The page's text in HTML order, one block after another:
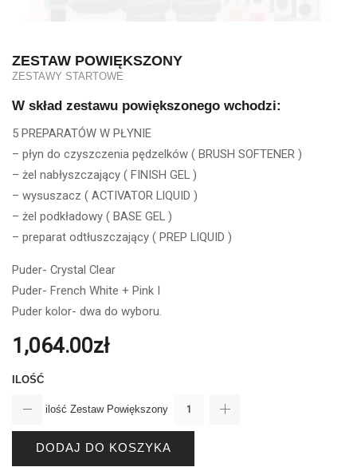
ZESTAW POWIĘKSZONY
ZESTAWY STARTOWE
W skład zestawu powiększonego wchodzi:
5 PREPARATÓW W PŁYNIE
– płyn do czyszczenia pędzelków ( BRUSH SOFTENER )
– żel nabłyszczający ( FINISH GEL )
– wysuszacz ( ACTIVATOR LIQUID )
– żel podkładowy ( BASE GEL )
– preparat odtłuszczający ( PREP LIQUID )
Puder- Crystal Clear
Puder- French White + Pink I
Puder kolor- dwa do wyboru.
1,064.00zł
ILOŚĆ
ilość Zestaw Powiększony
DODAJ DO KOSZYKA